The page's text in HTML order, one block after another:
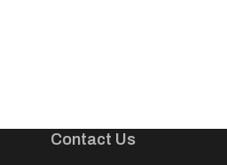
Contact Us